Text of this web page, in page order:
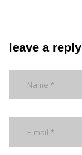
leave a reply